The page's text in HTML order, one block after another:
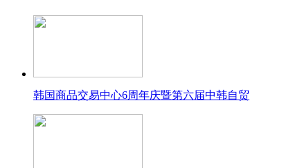
韩国商品交易中心6周年庆暨第六届中韩自贸